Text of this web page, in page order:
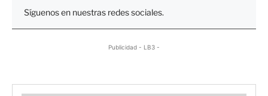
Síguenos en nuestras redes sociales.
Publicidad - LB3 -